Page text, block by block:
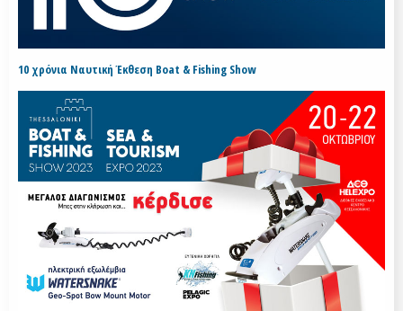
10 χρόνια Ναυτική Έκθεση Boat & Fishing Show